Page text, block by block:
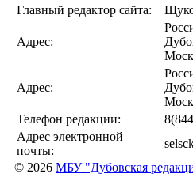
Главный редактор сайта:
Адрес:
Адрес:
Телефон редакции:
Адрес электронной
почты:
© 2026 МБУ "Дубовская